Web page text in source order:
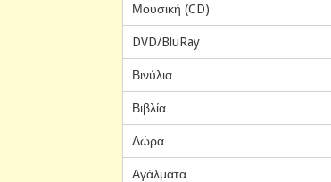
Μουσική (CD)
DVD/BluRay
Βινύλια
Βιβλία
Δώρα
Αγάλματα